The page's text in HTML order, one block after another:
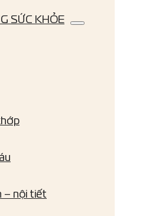
SỨC KHỎE
– nội tiết